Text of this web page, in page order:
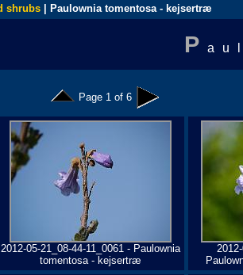
shrubs | Paulownia tomentosa - kejsertræ
P
Page 1 of 6
2012-05-21_08-44-11_0061 - Paulownia
tomentosa - kejsertræ